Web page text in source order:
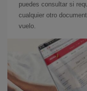
puedes consultar si
cualquier otro
vuelo.